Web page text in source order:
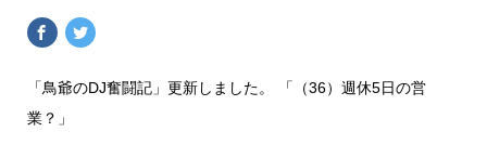
「鳥爺のDJ奮闘記」更新しました。 「（36）週休5日の営
業？」